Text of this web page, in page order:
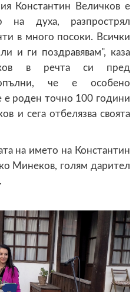
Константин Величков е
на духа, разпрострял
в много посоки. Всички
и ги поздравявам", каза
в речта си пред
че е особено
е роден точно 100 години
и сега отбелязва своята
на името на Константин
Минеков, голям дарител